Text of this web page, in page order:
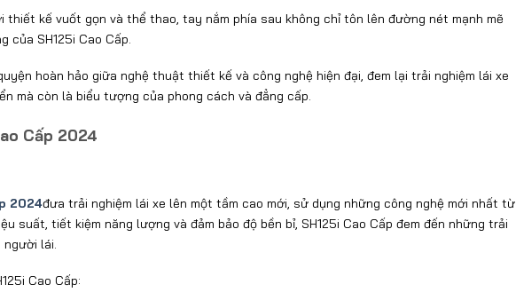
thiết kế vuốt gọn và thể thao, tay nắm phía sau không chỉ tôn lên đường nét mạnh mẽ
của SH125i Cao Cấp.
hoàn hảo giữa nghệ thuật thiết kế và công nghệ hiện đại, đem lại trải nghiệm lái xe
mà còn là biểu tượng của phong cách và đẳng cấp.
Cấp 2024
2024đưa trải nghiệm lái xe lên một tầm cao mới, sử dụng những công nghệ mới nhất từ
suất, tiết kiệm năng lượng và đảm bảo độ bền bỉ, SH125i Cao Cấp đem đến những trải
người lái.
Cao Cấp: